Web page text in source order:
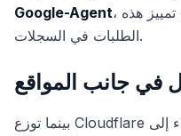
Google-Agent، بحيث يمكن لمالكي المواقع تمييز هذه
الطلبات في السجلات.
في جانب المواقع
بينما توزع Cloudflare الإعدادات، وصل النزاع حول الوكلاء إلى